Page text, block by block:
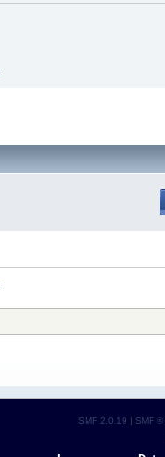
SMF 2.0.19 | SMF ©